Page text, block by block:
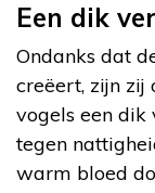
Een dik
Ondanks dat
creëert, zijn
vogels een dik
tegen
warm bloed